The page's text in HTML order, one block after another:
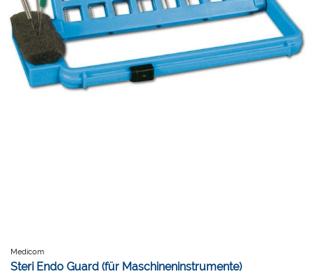
Medicom
Steri Endo Guard (für Maschineninstrumente)